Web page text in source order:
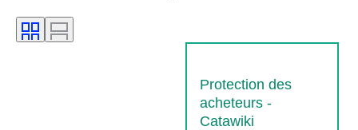
Protection des
acheteurs -
Catawiki